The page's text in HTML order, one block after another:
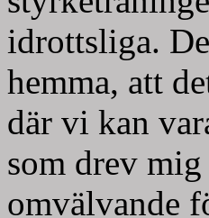
idrottsliga.
hemma, att
där vi kan
som drev
omvälvande